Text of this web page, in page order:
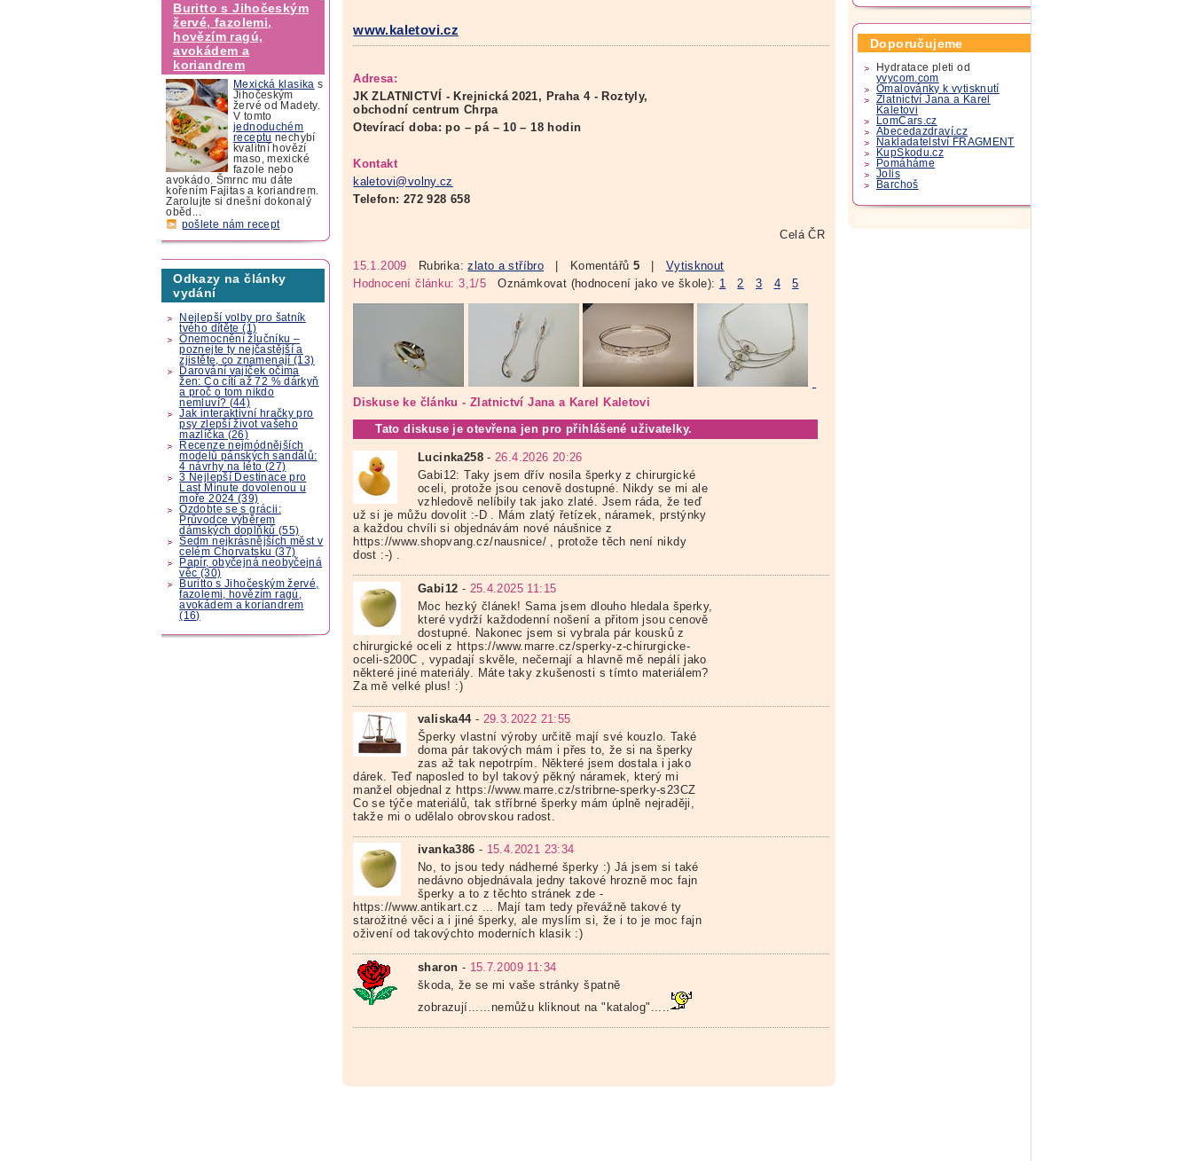
Buritto s Jihočeským
žervé, fazolemi,
hovězím ragú,
avokádem a
koriandrem
Mexická klasika s
Jihočeským
žervé od Madety.
V tomto
jednoduchém
receptu nechybí
kvalitní hovězí
maso, mexické
fazole nebo
avokádo. Šmrnc mu dáte
kořením Fajitas a koriandrem.
Zarolujte si dnešní dokonalý
oběd...
pošlete nám recept
Odkazy na články
vydání
Nejlepší volby pro šatník
tvého dítěte (1)
Onemocnění žlučníku –
poznejte ty nejčastější a
zjistěte, co znamenají (13)
Darování vajíček očima
žen: Co cítí až 72 % dárkyň
a proč o tom nikdo
nemluví? (44)
Jak interaktivní hračky pro
psy zlepší život vašeho
mazlíčka (26)
Recenze nejmódnějších
modelů pánských sandálů:
4 návrhy na léto (27)
3 Nejlepší Destinace pro
Last Minute dovolenou u
moře 2024 (39)
Ozdobte se s grácii:
Průvodce výběrem
dámských doplňků (55)
Sedm nejkrásnějších měst v
celém Chorvatsku (37)
Papír, obyčejná neobyčejná
věc (30)
Buritto s Jihočeským žervé,
fazolemi, hovězím ragú,
avokádem a koriandrem
(16)
www.kaletovi.cz
Adresa:
JK ZLATNICTVÍ - Krejnická 2021, Praha 4 - Roztyly,
obchodní centrum Chrpa
Otevírací doba: po – pá – 10 – 18 hodin
Kontakt
kaletovi@volny.cz
Telefon: 272 928 658
Celá ČR
15.1.2009 Rubrika:zlato a stříbro | Komentářů 5
Vytisknout
Hodnocení článku: 3,1/5 Oznámkovat (hodnocení jako ve škole): 1 2 3 4 5
Diskuse ke článku - Zlatnictví Jana a Karel Kaletovi
Tato diskuse je otevřena jen pro přihlášené uživatelky.
Lucinka258-26.4.2026 20:26
Gabi12: Taky jsem dřív nosila šperky z chirurgické
oceli, protože jsou cenově dostupné. Nikdy se mi ale
vzhledově nelíbily tak jako zlaté. Jsem ráda, že teď
už si je můžu dovolit :-D . Mám zlatý řetízek, náramek, prstýnky
a každou chvíli si objednávám nové náušnice z
https://www.shopvang.cz/nausnice/ , protože těch není nikdy
dost :-) .
Gabi12 - 25.4.2025 11:15
Moc hezký článek! Sama jsem dlouho hledala šperky,
které vydrží každodenní nošení a přitom jsou cenově
dostupné. Nakonec jsem si vybrala pár kousků z
chirurgické oceli z https://www.marre.cz/sperky-z-chirurgicke-
oceli-s200C , vypadají skvěle, nečernají a hlavně mě nepálí jako
některé jiné materiály. Máte taky zkušenosti s tímto materiálem?
Za mě velké plus! :)
valiska44- 29.3.2022 21:55
Šperky vlastní výroby určitě mají své kouzlo. Také
doma pár takových mám i přes to, že si na šperky
zas až tak nepotrpím. Některé jsem dostala i jako
dárek. Teď naposled to byl takový pěkný náramek, který mi
manžel objednal z https://www.marre.cz/stribrne-sperky-s23CZ
Co se týče materiálů, tak stříbrné šperky mám úplně nejraději,
takže mi o udělalo obrovskou radost.
ivanka386 - 15.4.2021 23:34
No, to jsou tedy nádherné šperky :) Já jsem si také
nedávno objednávala jedny takové hrozně moc fajn
šperky a to z těchto stránek zde -
https://www.antikart.cz ... Mají tam tedy převážně takové ty
starožitné věci a i jiné šperky, ale myslím si, že i to je moc fajn
oživení od takovýchto moderních klasik :)
sharon - 15.7.2009 11:34
škoda, že se mi vaše stránky špatně
zobrazují......nemůžu kliknout na "katalog".....
Doporučujeme
Hydratace pleti od
yvycom.com
Omalovánky k vytisknutí
Zlatnictví Jana a Karel
Kaletovi
LomCars.cz
Abecedazdraví.cz
Nakladatelství FRAGMENT
KupSkodu.cz
Pomáháme
Jolis
Barchoš